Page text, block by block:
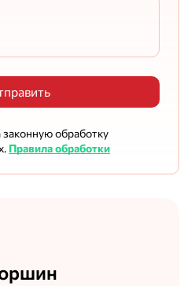
обработку
Правила обработки